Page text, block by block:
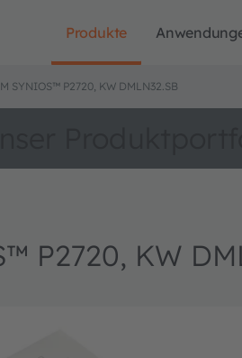
Produkte
SYNIOS™ P2720, KW DMLN32.SB
P2720, KW